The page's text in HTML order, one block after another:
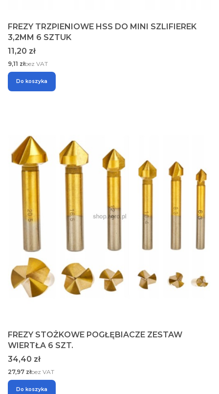
FREZY TRZPIENIOWE HSS DO MINI SZLIFIEREK
3,2MM 6 SZTUK
Cena
11,20 zł
Cena
9,11 złbez VAT
Do koszyka
FREZY STOŻKOWE POGŁĘBIACZE ZESTAW
WIERTŁA 6 SZT.
Cena
34,40 zł
Cena
27,97 złbez VAT
Do koszyka